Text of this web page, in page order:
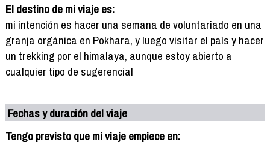
El destino de mi viaje es:
mi intención es hacer una semana de voluntariado en una
granja orgánica en Pokhara, y luego visitar el país y hacer
un trekking por el himalaya, aunque estoy abierto a
cualquier tipo de sugerencia!
Fechas y duración del viaje
Tengo previsto que mi viaje empiece en: